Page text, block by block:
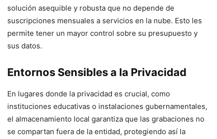
solución asequible y robusta que no depende de
suscripciones mensuales a servicios en la nube. Esto les
permite tener un mayor control sobre su presupuesto y
sus datos.
Entornos Sensibles a la Privacidad
En lugares donde la privacidad es crucial, como
instituciones educativas o instalaciones gubernamentales,
el almacenamiento local garantiza que las grabaciones no
se compartan fuera de la entidad, protegiendo así la